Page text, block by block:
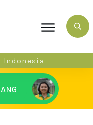
Indonesia